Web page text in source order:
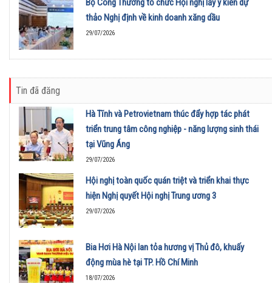
Bộ Công Thương tổ chức Hội nghị lấy ý kiến dự
thảo Nghị định về kinh doanh xăng dầu
29/07/2026
Tin đã đăng
Hà Tĩnh và Petrovietnam thúc đẩy hợp tác phát
triển trung tâm công nghiệp - năng lượng sinh thái
tại Vũng Áng
29/07/2026
Hội nghị toàn quốc quán triệt và triển khai thực
hiện Nghị quyết Hội nghị Trung ương 3
29/07/2026
Bia Hơi Hà Nội lan tỏa hương vị Thủ đô, khuấy
động mùa hè tại TP. Hồ Chí Minh
18/07/2026